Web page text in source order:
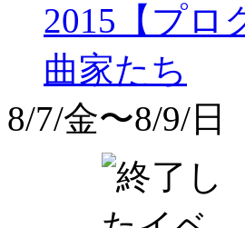
2015【プロ
曲家たち
8/7/金〜8/9/日